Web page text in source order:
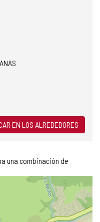
EN LOS ALREDEDORES
una combinación de